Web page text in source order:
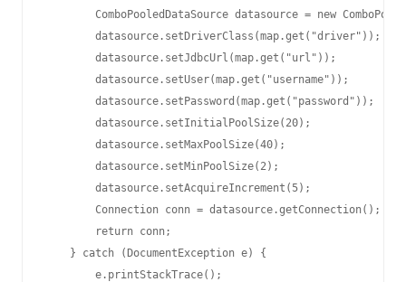
ComboPooledDataSource datasource = new
        datasource.setDriverClass(map.get("driver"));
        datasource.setJdbcUrl(map.get("url"));
        datasource.setUser(map.get("username"));
        datasource.setPassword(map.get("password"));
        datasource.setInitialPoolSize(20);
        datasource.setMaxPoolSize(40);
        datasource.setMinPoolSize(2);
        datasource.setAcquireIncrement(5);
        Connection conn = datasource.getConnection();
        return conn;
    } catch (DocumentException e) {
        e.printStackTrace();